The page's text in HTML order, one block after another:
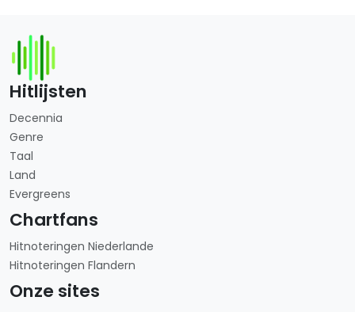
Hitlijsten
Decennia
Genre
Taal
Land
Evergreens
Chartfans
Hitnoteringen Niederlande
Hitnoteringen Flandern
Onze sites